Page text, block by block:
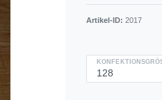
Artikel-ID: 2017